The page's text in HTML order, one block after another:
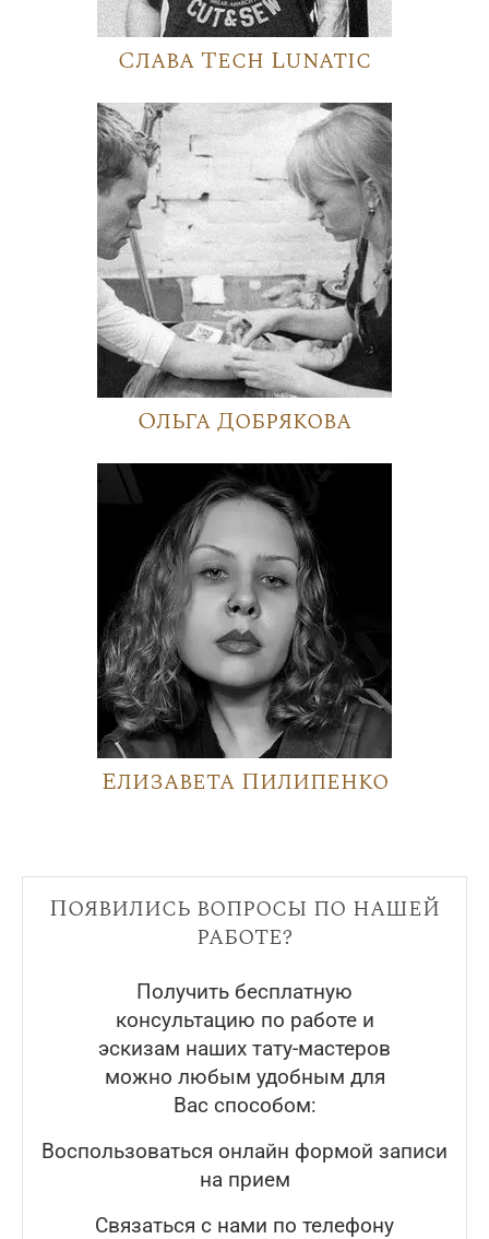
Слава Tech Lunatic
Ольга Добрякова
Елизавета Пилипенко
Появились вопросы по нашей
работе?
Получить бесплатную
консультацию по работе и
эскизам наших тату-мастеров
можно любым удобным для
Вас способом:
Воспользоваться онлайн формой записи
на прием
Связаться с нами по телефону